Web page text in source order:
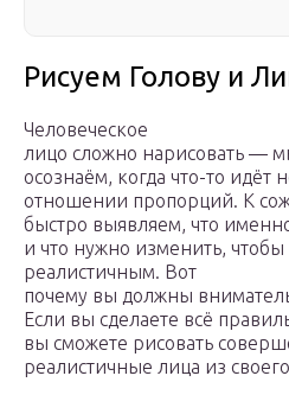
Рисуем Голову и
Человеческое
лицо сложно нарисовать —
осознаём, когда что-то идёт
отношении пропорций. К
быстро выявляем, что
и что нужно изменить, чтобы
реалистичным. Вот
почему вы должны
Если вы сделаете всё
вы сможете рисовать
реалистичные лица из